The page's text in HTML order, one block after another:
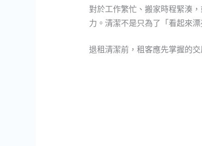
對於工作繁忙、搬家時程緊湊
力。清潔不是只為了「看起來
退租清潔前，租客應先掌握的